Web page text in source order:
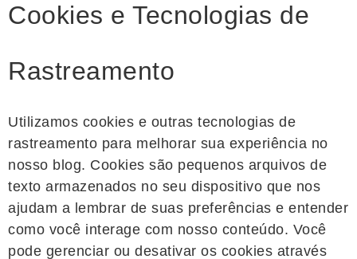
Cookies e Tecnologias de
Rastreamento
Utilizamos cookies e outras tecnologias de
rastreamento para melhorar sua experiência no
nosso blog. Cookies são pequenos arquivos de
texto armazenados no seu dispositivo que nos
ajudam a lembrar de suas preferências e entender
como você interage com nosso conteúdo. Você
pode gerenciar ou desativar os cookies através